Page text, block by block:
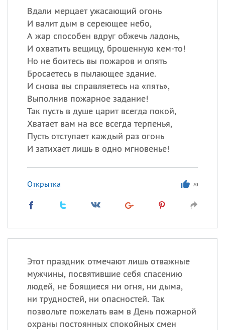
Вдали мерцает ужасающий огонь
И валит дым в сереющее небо,
А жар способен вдруг обжечь ладонь,
И охватить вещицу, брошенную кем-то!
Но не боитесь вы пожаров и опять
Бросаетесь в пылающее здание.
И снова вы справляетесь на «пять»,
Выполнив пожарное задание!
Так пусть в душе царит всегда покой,
Хватает вам на все всегда терпенья,
Пусть отступает каждый раз огонь
И затихает лишь в одно мгновенье!
Открытка 70
Этот праздник отмечают лишь отважные
мужчины, посвятившие себя спасению
людей, не боящиеся ни огня, ни дыма,
ни трудностей, ни опасностей. Так
позвольте пожелать вам в День пожарной
охраны постоянных спокойных смен